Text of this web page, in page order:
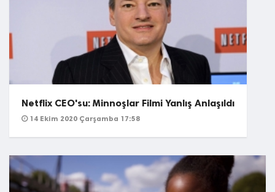
Netflix CEO'su: Minnoşlar Filmi Yanlış Anlaşıldı
14 Ekim 2020 Çarşamba 17:58